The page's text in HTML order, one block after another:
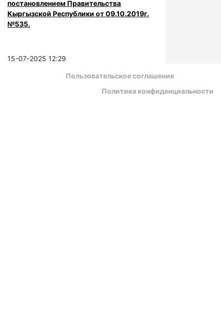
постановлением Правительства
Кыргызской Республики от 09.10.2019г.
№535.
15-07-2025 12:29
Пользовательское соглашение
Политика конфиденциальности